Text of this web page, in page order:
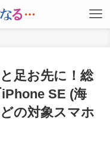
足お先に！総
SE (海
の対象スマホ